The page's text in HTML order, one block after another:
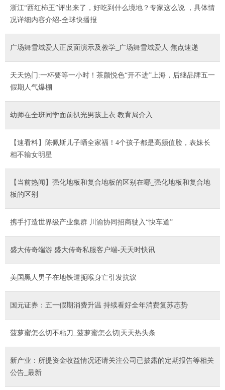
浙江“西红柿王”评出来了，好吃到什么境地？专家这么说 ，具体情
况详细内容介绍-全球快播报
广场舞雪域爱人正反面演示及教学_广场舞雪域爱人 焦点速递
天天热门:一杯要等一小时！茶颜悦色“开不进”上海，后继品牌五一
假期人气爆棚
幼师在全班同学面前扒光男孩上衣 教育局介入
【速看料】陈佩斯儿子晒全家福！4个孩子都是高颜值脸，表妹长
相不输女明星
【当前热闻】强化地板和复合地板的区别在哪_强化地板和复合地
板的区别
携手打造世界级产业集群 川渝协同招商驶入“快车道”
盛大传奇端游 盛大传奇私服客户端-天天时快讯
美国黑人男子在地铁遭扼喉身亡引发抗议
国元证券：五一假期消费升温 持续看好全年消费复苏态势
菠萝蜜怎么切不粘刀_菠萝蜜怎么切|天天热头条
新产业：所提资金收益情况还请关注公司已披露的定期报告等相关
公告_最新